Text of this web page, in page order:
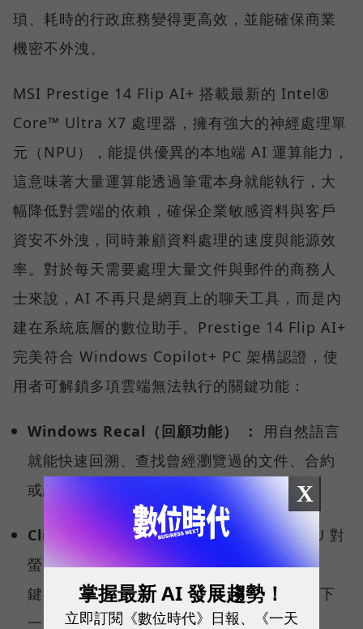
瑣、耗時的行政庶務變得更高效，並能確保商業
機密不外洩。
MSI Prestige 14 Flip AI+ 搭載最新的 Intel®
Core™ Ultra X7 處理器，擁有強大的神經處理單
元（NPU），能提供優異的本地端 AI 運算能力，
這意味著大量運算能透過筆電本身就能執行，大
幅降低對雲端的依賴，確保企業敏感資料與客戶
資安不外洩，同時兼顧資料處理的速度與能源效
率。對於每天需要處理大量文件與郵件的商務人
士來說，AI 不再只是網頁上的聊天工具，而是內
建在系統底層的數位助手。Prestige 14 Flip AI+
完美符合 Windows Copilot+ PC 架構認證，使
用者可解鎖多項雲端無法執行的關鍵功能：
Windows Recal（回顧功能） ：
用自然語言
就能快速回溯、查找曾經瀏覽過的文件、合約
或網頁內容。
Click to Do（點擊行動）： 透過地端 NPU 對
螢幕內容的即時理解，使用者只要按下快捷
鍵，就能讓系統智慧偵測、分析，預測你的下
一步行動，快速啟動後續工作流程。
X
掌握最新 AI 發展趨勢！
立即訂閱《數位時代》日報、《一天